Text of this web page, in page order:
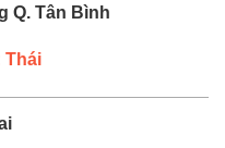
Q. Tân Bình
Thái